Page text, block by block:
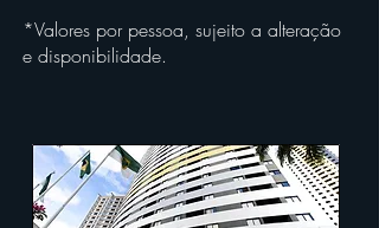
*Valores por pessoa, sujeito a alteração
e disponibilidade.